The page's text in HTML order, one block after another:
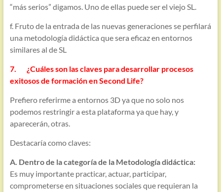
“más serios” digamos. Uno de ellas puede ser el viejo SL.
f. Fruto de la entrada de las nuevas generaciones se perfilará
una metodología didáctica que sera eficaz en entornos
similares al de SL
7. ¿Cuáles son las claves para desarrollar procesos
exitosos de formación en Second Life?
Prefiero referirme a entornos 3D ya que no solo nos
podemos restringir a esta plataforma ya que hay, y
aparecerán, otras.
Destacaría como claves:
A. Dentro de la categoría de la Metodología didáctica:
Es muy importante practicar, actuar, participar,
comprometerse en situaciones sociales que requieran la